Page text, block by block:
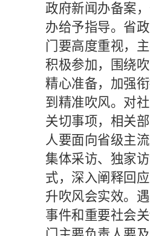
政府新闻办备案
办给予指导。省
门要高度重视，
积极参加，围绕吹
精心准备，加强
到精准吹风。对
关切事项，相关
人要面向省级主
集体采访、独家
式，深入阐释回
升吹风会实效。
事件和重要社会